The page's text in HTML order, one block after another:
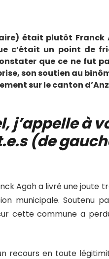
était plutôt Franck
c’était un point de
que ce ne fut
son soutien au
sur le canton
j’appelle à
(de
Agah a livré une joute
municipale. Soutenu
cette commune a
recours en toute